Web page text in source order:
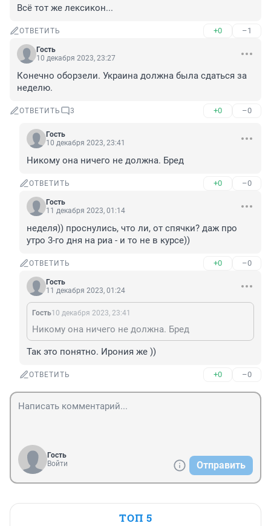
Всё тот же лексикон...
ОТВЕТИТЬ +0 –1
Гость
10 декабря 2023, 23:27
Конечно оборзели. Украина должна была сдаться за
неделю.
ОТВЕТИТЬ 3 +0 –0
Гость
10 декабря 2023, 23:41
Никому она ничего не должна. Бред
ОТВЕТИТЬ +0 –0
Гость
11 декабря 2023, 01:14
неделя)) проснулись, что ли, от спячки? даж про
утро 3-го дня на риа - и то не в курсе))
ОТВЕТИТЬ +0 –0
Гость
11 декабря 2023, 01:24
Гость10 декабря 2023, 23:41
Никому она ничего не должна. Бред
Так это понятно. Ирония же ))
ОТВЕТИТЬ +0 –0
Гость
Войти
Отправить
ТОП 5